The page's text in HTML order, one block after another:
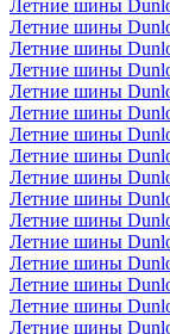
Летние шины
Летние шины
Летние шины
Летние шины
Летние шины
Летние шины
Летние шины
Летние шины
Летние шины
Летние шины
Летние шины
Летние шины
Летние шины
Летние шины
Летние шины
Летние шины